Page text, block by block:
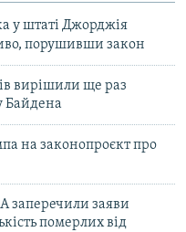
у штаті Джорджія
порушивши закон
вирішили ще раз
Байдена
на законопроєкт про
заперечили заяви
померлих від